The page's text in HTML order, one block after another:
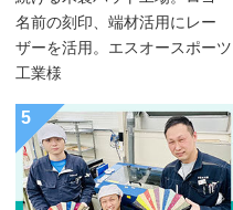
名前の刻印、端材活用にレー
ザーを活用。エスオースポーツ
工業様
5